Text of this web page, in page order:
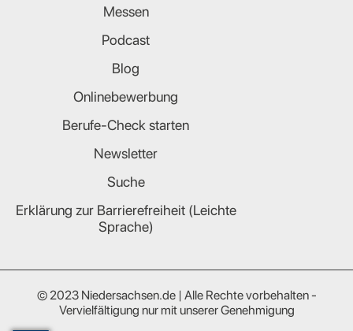
Messen
Podcast
Blog
Onlinebewerbung
Berufe-Check starten
Newsletter
Suche
Erklärung zur Barrierefreiheit (Leichte
Sprache)
© 2023 Niedersachsen.de | Alle Rechte vorbehalten -
Vervielfältigung nur mit unserer Genehmigung